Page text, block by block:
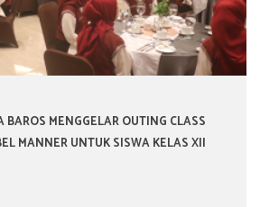
BAROS MENGGELAR OUTING CLASS
MANNER UNTUK SISWA KELAS XII